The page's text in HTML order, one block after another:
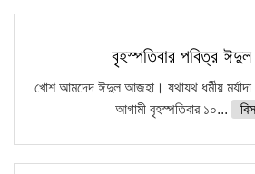
বৃহস্পতিবার পবিত্র
খোশ আমদেদ ঈদুল আজহা। যথাযথ ধর্মীয় মর্যাদা
আগামী বৃহস্পতিবার ১০...